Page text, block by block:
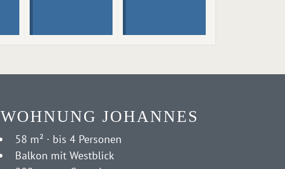
WOHNUNG JOHANNES
58 m² · bis 4 Personen
Balkon mit Westblick